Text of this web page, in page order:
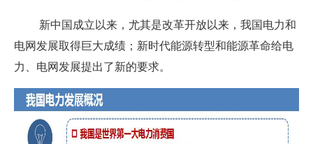
新中国成立以来，尤其是改革开放以来，我国电力和
电网发展取得巨大成绩；新时代能源转型和能源革命给电
力、电网发展提出了新的要求。